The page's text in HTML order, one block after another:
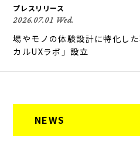
プレスリリース
2026.07.01 Wed.
場やモノの体験設計に特化し
カルUXラボ」設立
NEWS